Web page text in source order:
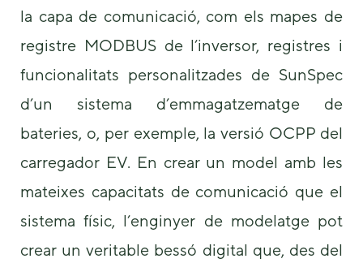
la capa de comunicació, com els mapes de
registre MODBUS de l’inversor, registres i
funcionalitats personalitzades de SunSpec
d’un sistema d’emmagatzematge de
bateries, o, per exemple, la versió OCPP del
carregador EV. En crear un model amb les
mateixes capacitats de comunicació que el
sistema físic, l’enginyer de modelatge pot
crear un veritable bessó digital que, des del